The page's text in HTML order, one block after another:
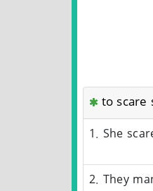
to scare
1. She
2. They